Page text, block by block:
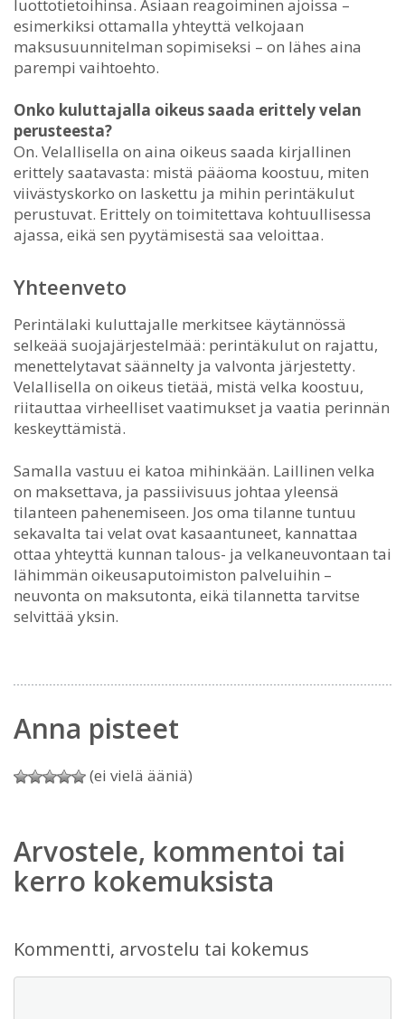
luottotietoihinsa. Asiaan reagoiminen ajoissa –
esimerkiksi ottamalla yhteyttä velkojaan
maksusuunnitelman sopimiseksi – on lähes aina
parempi vaihtoehto.
Onko kuluttajalla oikeus saada erittely velan
perusteesta?
On. Velallisella on aina oikeus saada kirjallinen
erittely saatavasta: mistä pääoma koostuu, miten
viivästyskorko on laskettu ja mihin perintäkulut
perustuvat. Erittely on toimitettava kohtuullisessa
ajassa, eikä sen pyytämisestä saa veloittaa.
Yhteenveto
Perintälaki kuluttajalle merkitsee käytännössä
selkeää suojajärjestelmää: perintäkulut on rajattu,
menettelytavat säännelty ja valvonta järjestetty.
Velallisella on oikeus tietää, mistä velka koostuu,
riitauttaa virheelliset vaatimukset ja vaatia perinnän
keskeyttämistä.
Samalla vastuu ei katoa mihinkään. Laillinen velka
on maksettava, ja passiivisuus johtaa yleensä
tilanteen pahenemiseen. Jos oma tilanne tuntuu
sekavalta tai velat ovat kasaantuneet, kannattaa
ottaa yhteyttä kunnan talous- ja velkaneuvontaan tai
lähimmän oikeusaputoimiston palveluihin –
neuvonta on maksutonta, eikä tilannetta tarvitse
selvittää yksin.
Anna pisteet
(ei vielä ääniä)
Arvostele, kommentoi tai
kerro kokemuksista
Kommentti, arvostelu tai kokemus